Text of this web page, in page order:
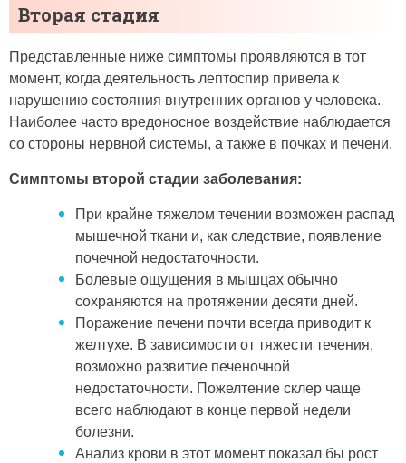
Вторая стадия
Представленные ниже симптомы проявляются в тот
момент, когда деятельность лептоспир привела к
нарушению состояния внутренних органов у человека.
Наиболее часто вредоносное воздействие наблюдается
со стороны нервной системы, а также в почках и печени.
Симптомы второй стадии заболевания:
При крайне тяжелом течении возможен распад
мышечной ткани и, как следствие, появление
почечной недостаточности.
Болевые ощущения в мышцах обычно
сохраняются на протяжении десяти дней.
Поражение печени почти всегда приводит к
желтухе. В зависимости от тяжести течения,
возможно развитие печеночной
недостаточности. Пожелтение склер чаще
всего наблюдают в конце первой недели
болезни.
Анализ крови в этот момент показал бы рост